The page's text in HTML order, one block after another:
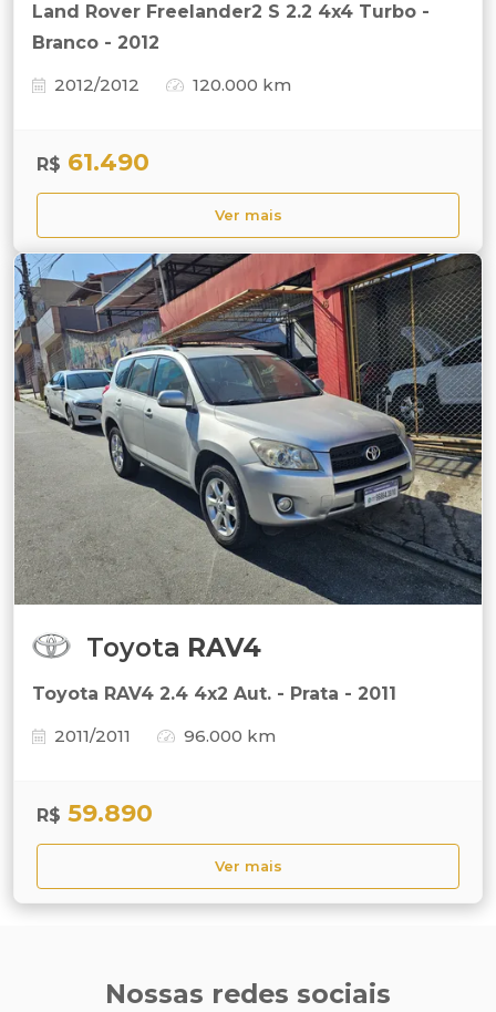
Land Rover Freelander2 S 2.2 4x4 Turbo -
Branco - 2012
2012/2012
120.000 km
R$ 61.490
Ver mais
Toyota RAV4
Toyota RAV4 2.4 4x2 Aut. - Prata - 2011
2011/2011
96.000 km
R$ 59.890
Ver mais
Nossas redes sociais